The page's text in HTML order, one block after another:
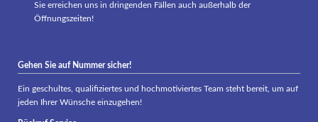
Sie erreichen uns in dringenden Fällen auch außerhalb der
Öffnungszeiten!
Gehen Sie auf Nummer sicher!
Ein geschultes, qualifiziertes und hochmotiviertes Team steht bereit, um auf
jeden Ihrer Wünsche einzugehen!